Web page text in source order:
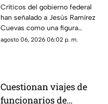
debate sobre regulación
y libertad de expresión
Críticos del gobierno federal
han señalado a Jesús Ramírez
Cuevas como una figura
relevante dentro de la
agosto 06, 2026 06:02 p. m.
Cuestionan viajes de
funcionarios de